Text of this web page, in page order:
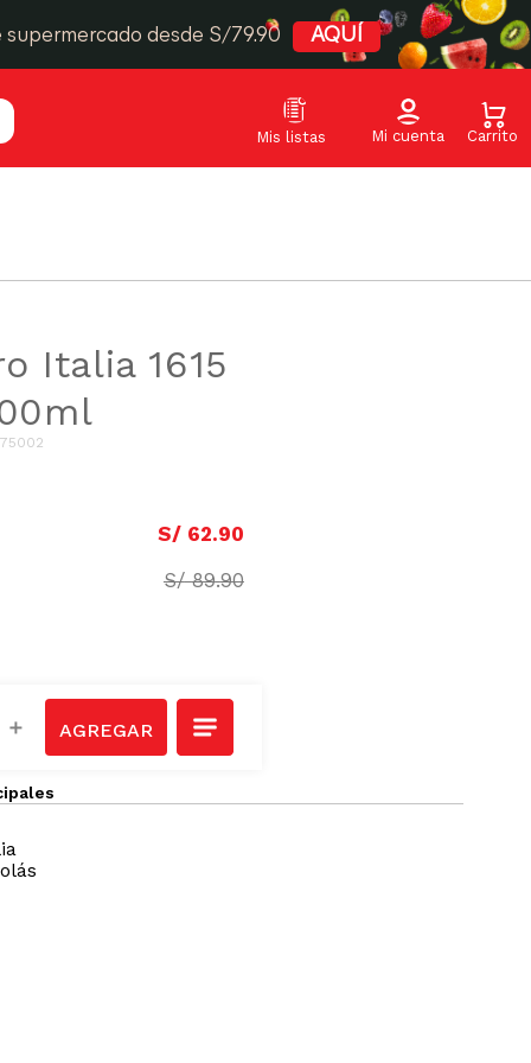
desde S/79.90 AQUÍ
Italia 1615
S/ 62.90
S/ 89.90
＋